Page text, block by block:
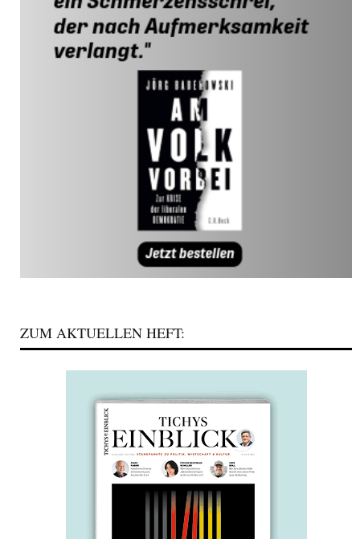
ZUM AKTUELLEN HEFT: